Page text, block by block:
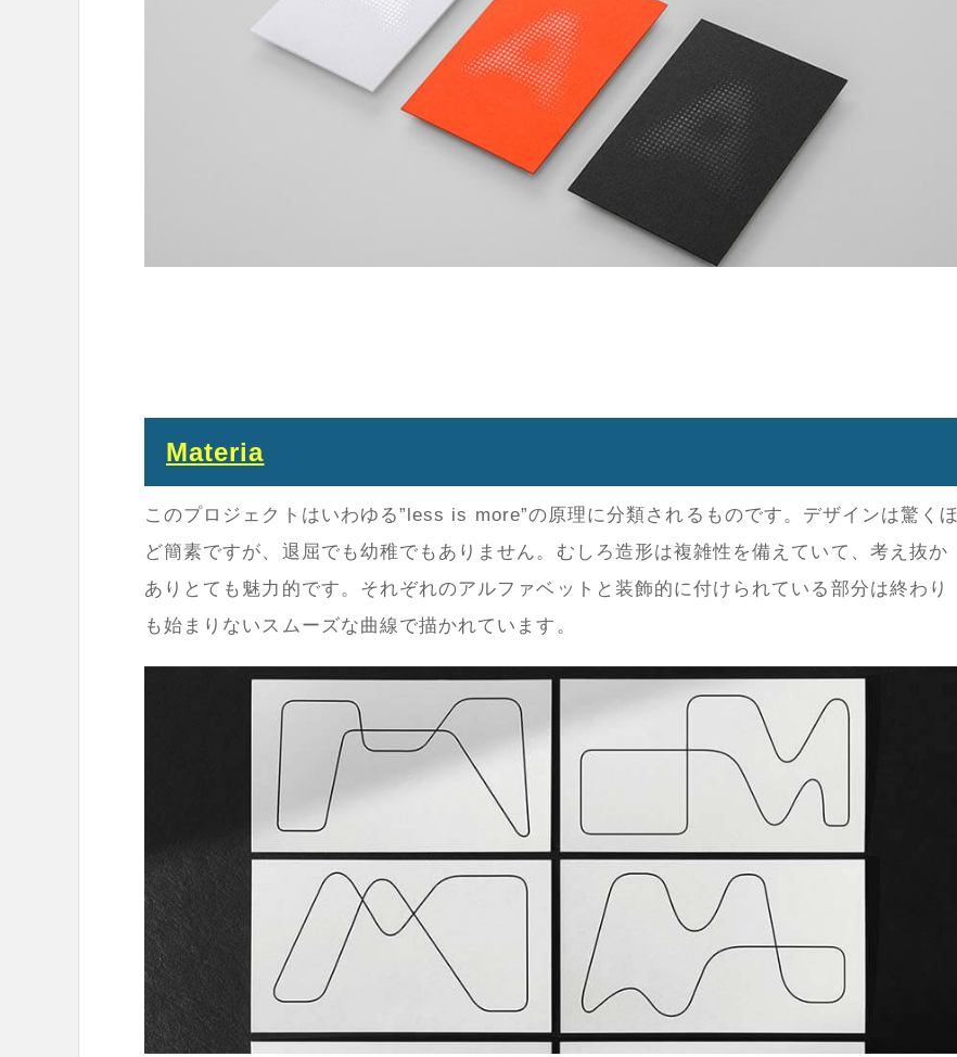
Materia
このプロジェクトはいわゆる” less is more”の原理に分類されるものです。デザインは驚くほ
ど簡素ですが、退屈でも幼稚でもありません。むしろ造形は複雑性を備えていて、考え抜か
ありとても魅力的です。それぞれのアルファベットと装飾的に付けられている部分は終わり
も始まりないスムーズな曲線で描かれています。